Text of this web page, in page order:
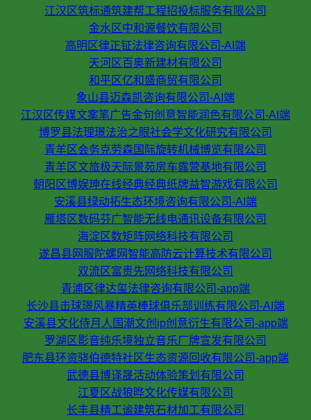
江汉区筑标通筑建帮工程招投标服务有限公司
金水区中和源餐饮有限公司
高明区律正钲法律咨询有限公司-AI端
天河区百奥新建材有限公司
和平区亿和盛商贸有限公司
象山县迈森凯咨询有限公司-AI端
江汉区传媒文案笔广告金句创意智能润色有限公司-AI端
博罗县法理璟法治之眼社会学文化研究有限公司
青羊区会务克劳森国际旋转机械博览有限公司
青羊区文旅极天际景苑房车露营基地有限公司
朝阳区博娱珅在线经典经典纸牌益智游戏有限公司
安溪县绿动拓生态环境咨询有限公司-AI端
雁塔区数码芬广智能无线电通讯设备有限公司
海淀区数矩阵网络科技有限公司
遂昌县网服陀螺网智能高防云计算技术有限公司
双流区富贵先网络科技有限公司
青浦区律达玺法律咨询有限公司-app端
长沙县击球璟风暴精英棒球俱乐部训练有限公司-AI端
安溪县文化侍月人国潮文创ip创意衍生有限公司-app端
罗湖区影音纯乐境独立音乐厂牌宣发有限公司
肥东县环资骁伯德特社区生态资源回收有限公司-app端
武德县博译晟活动体验策划有限公司
江夏区战狼晔文化传媒有限公司
长丰县精工谧建筑石材加工有限公司